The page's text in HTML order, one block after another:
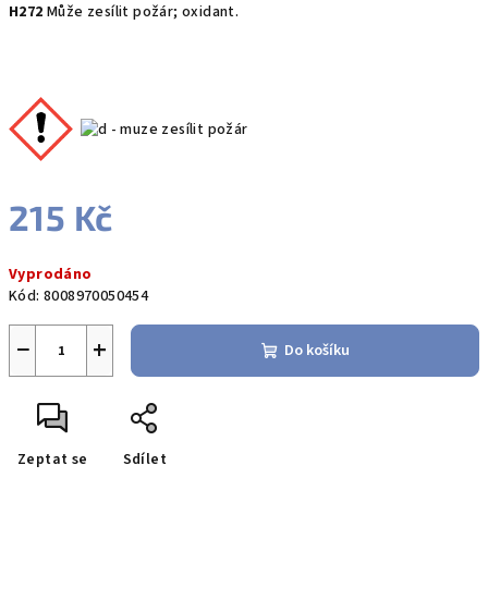
H272 Může zesílit požár; oxidant.
215 Kč
cena:
Vyprodáno
Kód: 8008970050454
+
− Do košíku
Zeptat se Sdílet